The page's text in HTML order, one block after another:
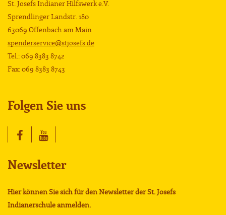
St. Josefs Indianer Hilfswerk e.V.
Sprendlinger Landstr. 180
63069 Offenbach am Main
spenderservice@stjosefs.de
Tel.: 069 8383 8742
Fax: 069 8383 8743
Folgen Sie uns
Newsletter
Hier können Sie sich für den Newsletter der St. Josefs
Indianerschule anmelden.